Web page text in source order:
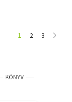
1 2 3
KÖNYV